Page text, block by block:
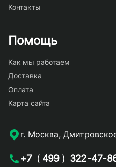
Контакты
Помощь
Как мы работаем
Доставка
Оплата
Карта сайта
г. Москва,
+7 ( 499 ) 322-47-